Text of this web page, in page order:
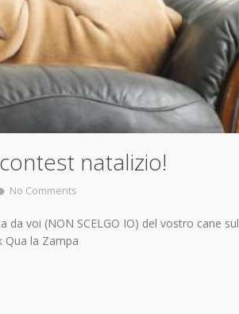
natalizio!
No Comments
da voi (NON SCELGO IO) del vostro cane sul
Qua la Zampa